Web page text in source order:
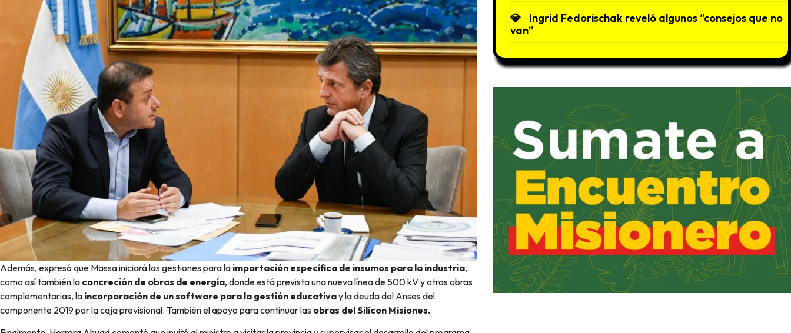
Además, expresó que Massa iniciará las gestiones para la importación específica de insumos para la industria,
como así también la concreción de obras de energía, donde está prevista una nueva línea de 500 kV y otras obras
complementarias, la incorporación de un software para la gestión educativay la deuda del Anses del
componente 2019 por la caja previsional. También el apoyo para continuar las obras del Silicon Misiones.
Ingrid Fedorischak reveló algunos “consejos que no
van”